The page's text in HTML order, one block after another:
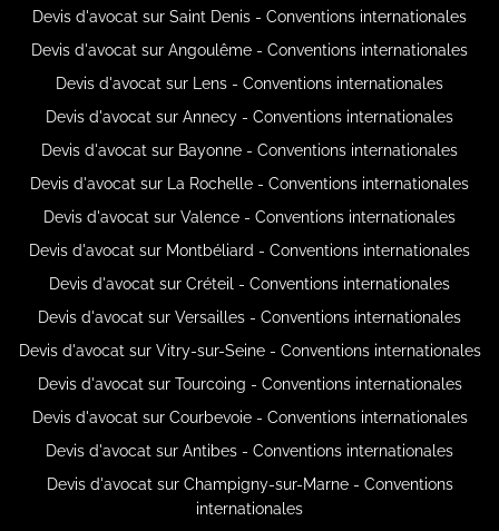
Devis d'avocat sur Saint Denis - Conventions internationales
Devis d'avocat sur Angoulême - Conventions internationales
Devis d'avocat sur Lens - Conventions internationales
Devis d'avocat sur Annecy - Conventions internationales
Devis d'avocat sur Bayonne - Conventions internationales
Devis d'avocat sur La Rochelle - Conventions internationales
Devis d'avocat sur Valence - Conventions internationales
Devis d'avocat sur Montbéliard - Conventions internationales
Devis d'avocat sur Créteil - Conventions internationales
Devis d'avocat sur Versailles - Conventions internationales
Devis d'avocat sur Vitry-sur-Seine - Conventions internationales
Devis d'avocat sur Tourcoing - Conventions internationales
Devis d'avocat sur Courbevoie - Conventions internationales
Devis d'avocat sur Antibes - Conventions internationales
Devis d'avocat sur Champigny-sur-Marne - Conventions
internationales